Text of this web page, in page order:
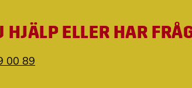
HJÄLP ELLER HAR
00 89